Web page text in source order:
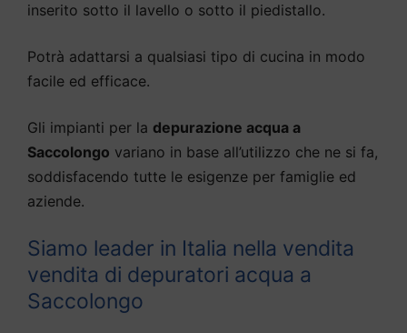
inserito sotto il lavello o sotto il piedistallo.
Potrà adattarsi a qualsiasi tipo di cucina in modo
facile ed efficace.
Gli impianti per la depurazione acqua a
Saccolongo variano in base all’utilizzo che ne si fa,
soddisfacendo tutte le esigenze per famiglie ed
aziende.
Siamo leader in Italia nella vendita
vendita di depuratori acqua a
Saccolongo